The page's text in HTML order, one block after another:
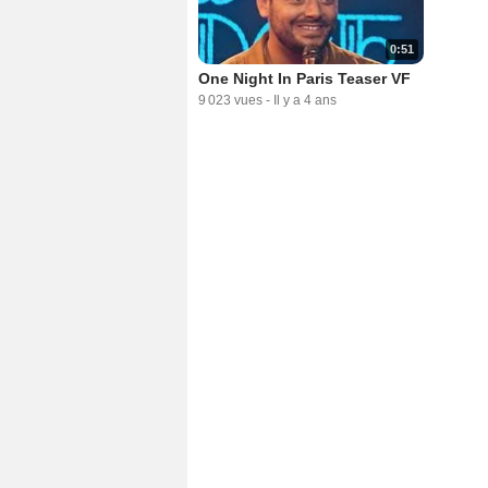
0:51
One Night In Paris Teaser VF
9 023 vues - Il y a 4 ans